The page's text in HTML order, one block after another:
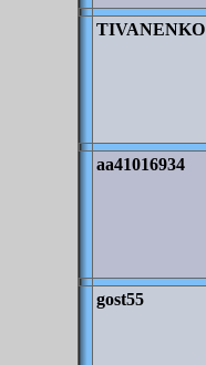
TIVANENKO
aa41016934
gost55